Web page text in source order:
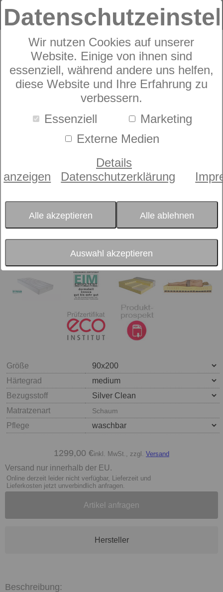
Wir nutzen Cookies auf unserer
Website. Einige von ihnen sind
essenziell, während andere uns helfen,
diese Website und Ihre Erfahrung zu
verbessern.
Essenziell
Marketing
Externe Medien
Details
anzeigen
Datenschutzerklärung
Alle akzeptieren Alle ablehnen
Auswahl akzeptieren
Schaummatratze
dormabell Innova
Air S 18
Größe
Härtegrad
Bezugsstoff
Matratzenart
Schaum
Pflege
1299,00 €inkl. MwSt., zzgl. Versand
Versand nur innerhalb der EU.
Online derzeit leider nicht verfügbar, Lieferzeit und
Lieferkosten jetzt unverbindlich anfragen.
Artikel anfragen
Hersteller